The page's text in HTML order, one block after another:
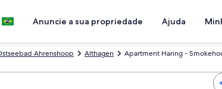
Anuncie a sua propriedade Ajuda
Apartment Haring -
Althagen
Ahrenshoop